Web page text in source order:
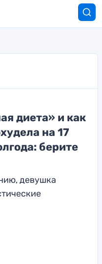
диета» и как
на 17
берите
девушка